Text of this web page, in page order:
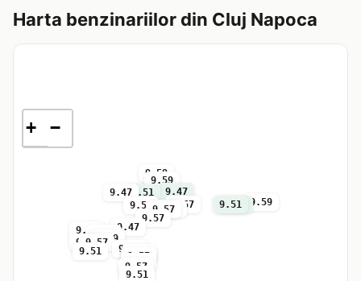
Harta benzinariilor din Cluj Napoca
9.54
9.51
9.51
9.51
9.51
9.579.57
9.57
9.57
9.57
9.57
9.57
9.57
9.57
9.57
9.47
9.47
9.47
9.47
9.59
9.59
9.59
9.59
9.59
9.59
9.59
+ −